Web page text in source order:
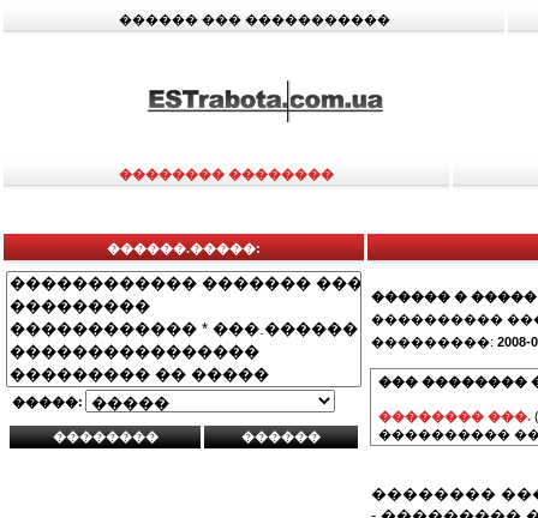
������ ��� �����������
�������� ��������
������.�����:
�����:
������ � �����
����������
���������: 2008-
��� ��������
�������� ���.
����������
��������